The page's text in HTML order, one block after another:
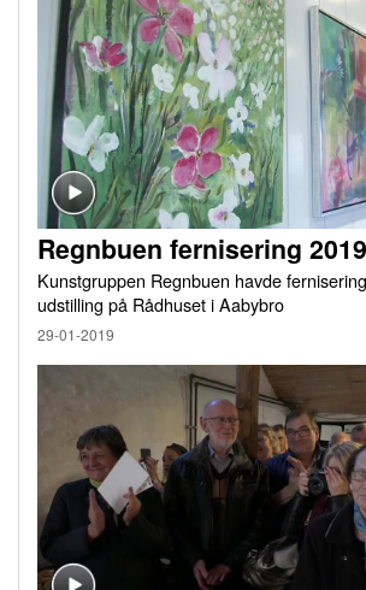
Regnbuen fernisering 2019
Kunstgruppen Regnbuen havde
udstilling på Rådhuset i Aabybro
29-01-2019